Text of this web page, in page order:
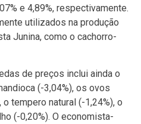
e 4,89%, respectivamente.
utilizados na produção
Junina, como o cachorro-
de preços inclui ainda o
(-3,04%), os ovos
o tempero natural (-1,24%), o
(-0,20%). O economista-